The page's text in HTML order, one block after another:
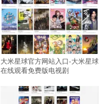
大米星球官方网站入口-大米星球
在线观看免费版电视剧